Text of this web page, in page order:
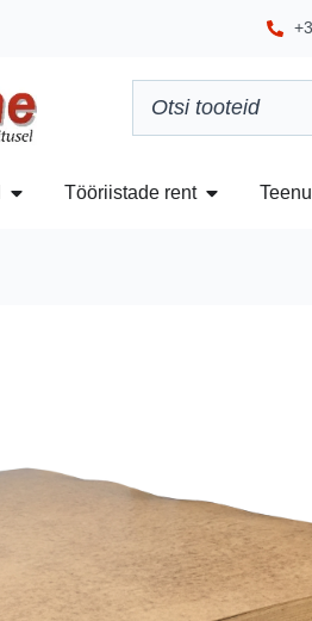
Tööriistade rent